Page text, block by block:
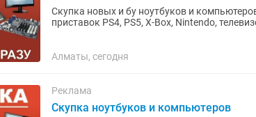
Скупка новых и бу ноутбуков и
приставок PS4, PS5, X-Box, Nintendo,
Алматы, сегодня
Реклама
Скупка ноутбуков и компьютеров